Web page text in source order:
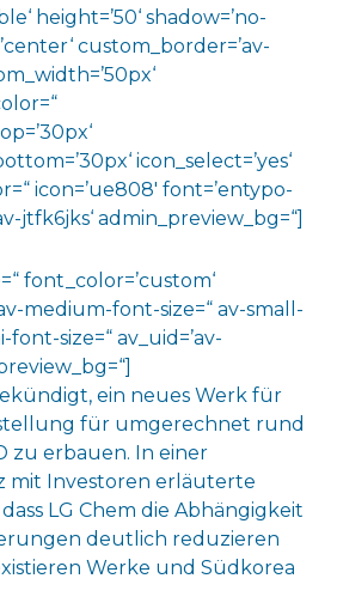
height=’50‘ shadow=’no-
custom_border=’av-
icon_select=’yes‘
icon=’ue808′ font=’entypo-
jtfk6jks‘ admin_preview_bg=“]
font_color=’custom‘
medium-font-size=“ av-small-
size=“ av_uid=’av-
ein neues Werk für
für umgerechnet rund
zu erbauen. In einer
mit Investoren erläuterte
LG Chem die Abhängigkeit
deutlich reduzieren
Werke und Südkorea